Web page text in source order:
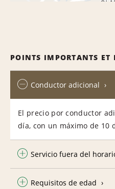
POINTS IMPORTANTS ET
Conductor adicional
El precio por conductor
día, con un máximo de 10
Servicio fuera del
Requisitos de edad